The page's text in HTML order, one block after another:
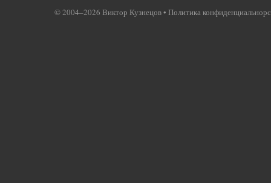
© 2004–2026 Виктор Кузнецов• Политика